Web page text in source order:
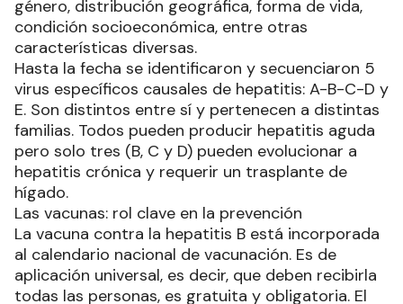
género, distribución geográfica, forma de vida,
condición socioeconómica, entre otras
características diversas.
Hasta la fecha se identificaron y secuenciaron 5
virus específicos causales de hepatitis: A-B-C-D y
E. Son distintos entre sí y pertenecen a distintas
familias. Todos pueden producir hepatitis aguda
pero solo tres (B, C y D) pueden evolucionar a
hepatitis crónica y requerir un trasplante de
hígado.
Las vacunas: rol clave en la prevención
La vacuna contra la hepatitis B está incorporada
al calendario nacional de vacunación. Es de
aplicación universal, es decir, que deben recibirla
todas las personas, es gratuita y obligatoria. El